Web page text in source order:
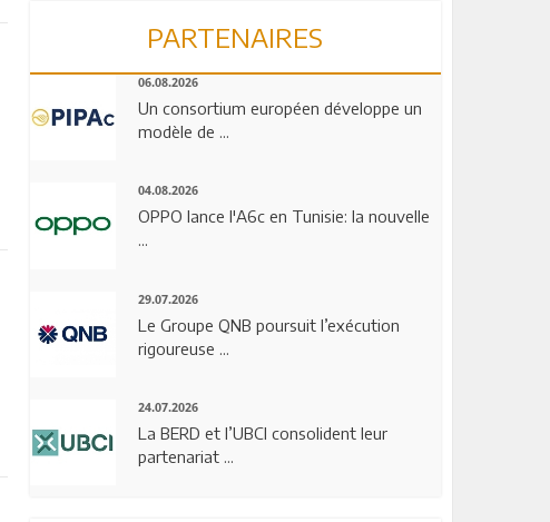
PARTENAIRES
06.08.2026
Un consortium européen développe un
modèle de ...
04.08.2026
OPPO lance l'A6c en Tunisie: la nouvelle
...
29.07.2026
Le Groupe QNB poursuit l’exécution
rigoureuse ...
24.07.2026
La BERD et l’UBCI consolident leur
partenariat ...